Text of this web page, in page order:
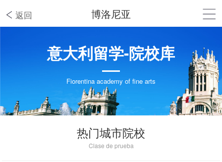
返回 博洛尼亚
意大利留学-院校库
Fiorentina academy of fine arts
热门城市院校
Clase de prueba